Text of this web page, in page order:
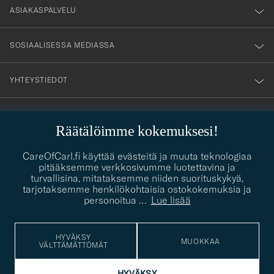
Räätälöimme kokemuksesi!
CareOfCarl.fi käyttää evästeitä ja muuta teknologiaa
pitääksemme verkkosivumme luotettavina ja
turvallisina, mitataksemme niiden suorituskykyä,
tarjotaksemme henkilökohtaisia ostokokemuksia ja
personoitua … Lue lisää
HYVÄKSY
VÄLTTÄMÄTTÖMÄT
MUOKKAA
nyhetsbrev!
ASIAKASPALVELU
SOSIAALISESSA MEDIASSA
YHTEYSTIEDOT
contact@careofcarl.com
PUKEUTUMISNEUVONTA
Kaipaatko apua oman tyylisi löytämiseen? Me autamme sinua
mielellämme!
PUKEUTUMISNEUVONTA
© Care of Carl 2026